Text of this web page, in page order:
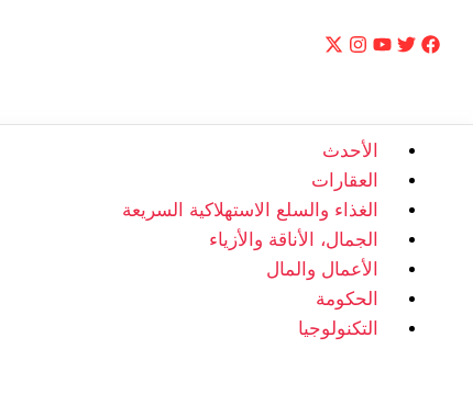
الأحدث
العقارات
الغذاء والسلع الاستهلاكية السريعة
الجمال، الأناقة والأزياء
الأعمال والمال
الحكومة
التكنولوجيا